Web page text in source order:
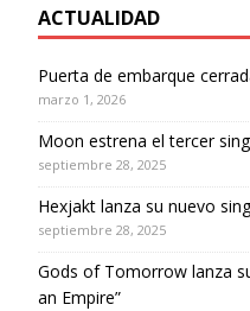
ACTUALIDAD
Puerta de embarque
marzo 1, 2026
Moon estrena el tercer
septiembre 28, 2025
Hexjakt lanza su nuevo
septiembre 28, 2025
Gods of Tomorrow lanza
an Empire”